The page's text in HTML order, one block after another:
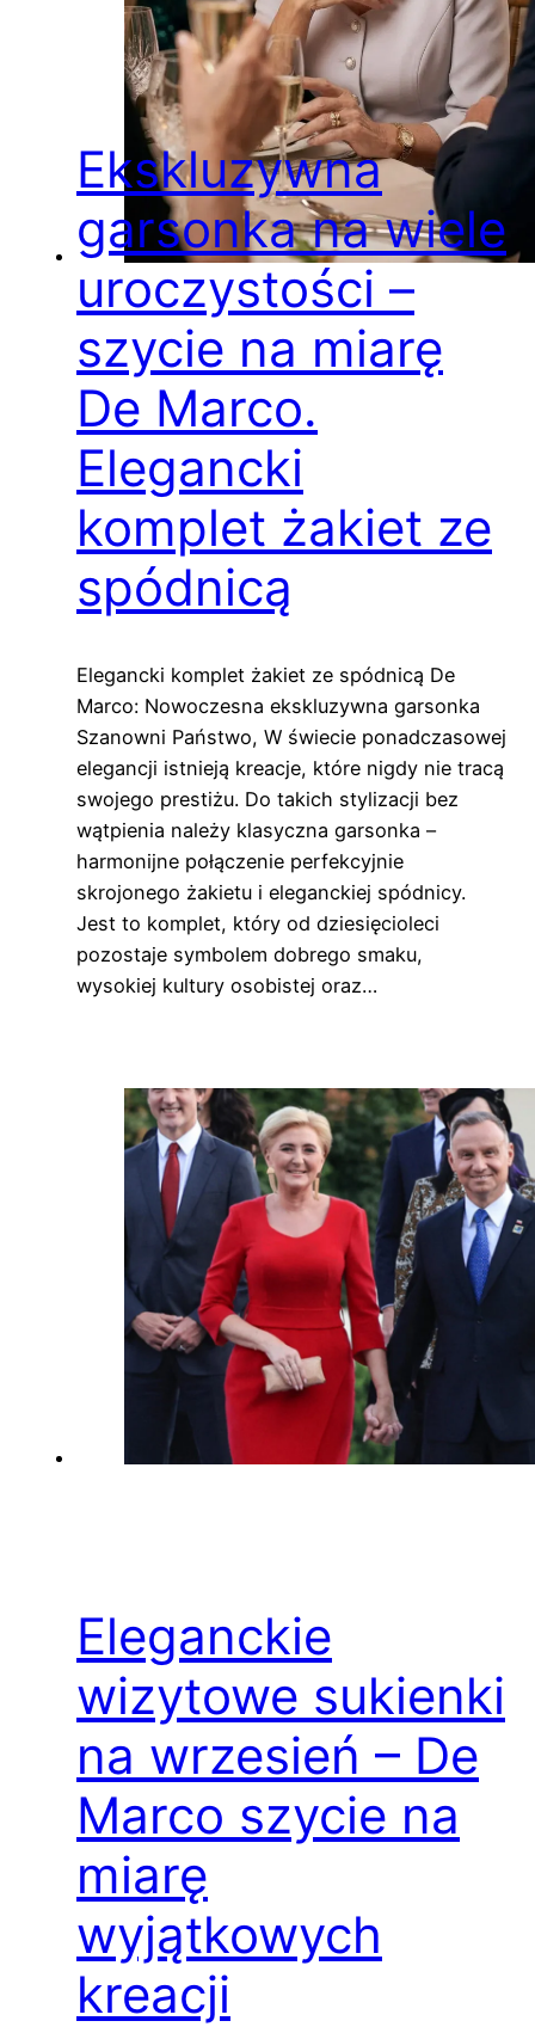
Ekskluzywna
garsonka na wiele
uroczystości –
szycie na miarę
De Marco.
Elegancki
komplet żakiet ze
spódnicą
Elegancki komplet żakiet ze spódnicą De
Marco: Nowoczesna ekskluzywna garsonka
Szanowni Państwo, W świecie ponadczasowej
elegancji istnieją kreacje, które nigdy nie tracą
swojego prestiżu. Do takich stylizacji bez
wątpienia należy klasyczna garsonka –
harmonijne połączenie perfekcyjnie
skrojonego żakietu i eleganckiej spódnicy.
Jest to komplet, który od dziesięcioleci
pozostaje symbolem dobrego smaku,
wysokiej kultury osobistej oraz…
Eleganckie
wizytowe sukienki
na wrzesień – De
Marco szycie na
miarę
wyjątkowych
kreacji